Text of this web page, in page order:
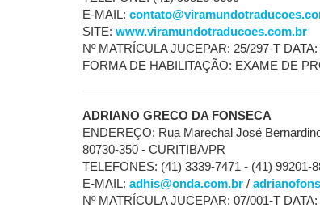
E-MAIL:
SITE: www.viramundotraducoes.com.br
Nº MATRÍCULA JUCEPAR: 25/297-T
FORMA DE HABILITAÇÃO: EXAME DE
ADRIANO GRECO DA FONSECA
ENDEREÇO: Rua Marechal José
80730-350 - CURITIBA/PR
TELEFONES: (41) 3339-7471 - (41) 99201-
E-MAIL: adhis@onda.com.br /
Nº MATRÍCULA JUCEPAR: 07/001-T